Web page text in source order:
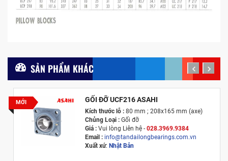
SẢN PHẨM KHÁC
MỚI GỐI ĐỠ UCF216 ASAHI
Kích thước lỗ : 80 mm ; 208x165 mm (axe)
Chủng Loại : Gối đỡ
Giá :Vui lòng Liên hệ - 028.3969.9384
Email : info@tandailongbearings.com.vn
Xuất xứ: Nhật Bản
prev next